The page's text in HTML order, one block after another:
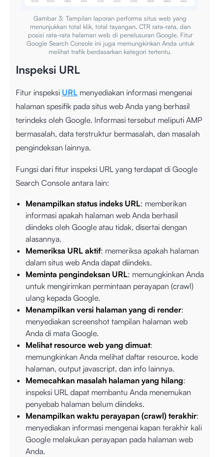
Gambar 3: Tampilan laporan performa situs web yang
menunjukkan total klik, total tayangan, CTR rata-rata, dan
posisi rata-rata halaman web di penelusuran Google. Fitur
Google Search Console ini juga memungkinkan Anda untuk
melihat trafik berdasarkan kategori tertentu.
Inspeksi URL
Fitur inspeksi URL menyediakan informasi mengenai
halaman spesifik pada situs web Anda yang berhasil
terindeks oleh Google. Informasi tersebut meliputi AMP
bermasalah, data terstruktur bermasalah, dan masalah
pengindeksan lainnya.
Fungsi dari fitur inspeksi URL yang terdapat di Google
Search Console antara lain:
Menampilkan status indeks URL: memberikan
informasi apakah halaman web Anda berhasil
diindeks oleh Google atau tidak, disertai dengan
alasannya.
Memeriksa URL aktif: memeriksa apakah halaman
dalam situs web Anda dapat diindeks.
Meminta pengindeksan URL: memungkinkan Anda
untuk mengirimkan permintaan perayapan (crawl)
ulang kepada Google.
Menampilkan versi halaman yang di render:
menyediakan screenshot tampilan halaman web
Anda di mata Google.
Melihat resource web yang dimuat:
memungkinkan Anda melihat daftar resource, kode
halaman, output javascript, dan info lainnya.
Memecahkan masalah halaman yang hilang:
inspeksi URL dapat membantu Anda menemukan
penyebab halaman belum diindeks.
Menampilkan waktu perayapan (crawl) terakhir:
menyediakan informasi mengenai kapan terakhir kali
Google melakukan perayapan pada halaman web
Anda.